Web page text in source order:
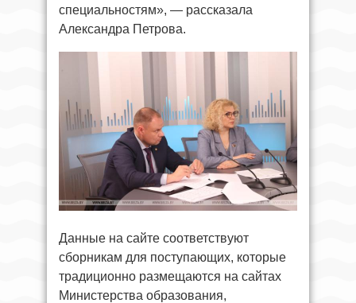
специальностям», — рассказала
Александра Петрова.
Данные на сайте соответствуют
сборникам для поступающих, которые
традиционно размещаются на сайтах
Министерства образования,